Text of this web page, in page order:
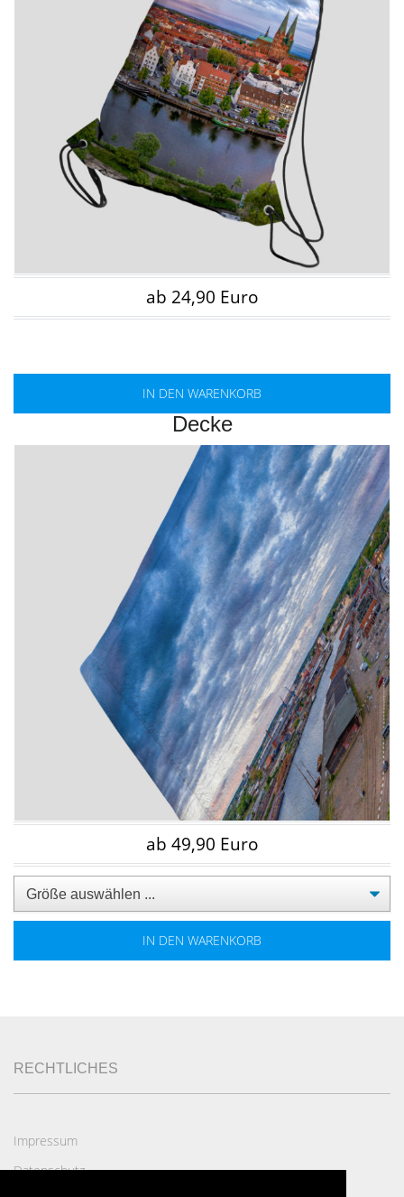
ab 24,90 Euro
IN DEN WARENKORB
Decke
ab 49,90 Euro
IN DEN WARENKORB
RECHTLICHES
Impressum
Datenschutz